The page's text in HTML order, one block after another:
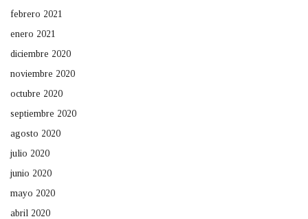
febrero 2021
enero 2021
diciembre 2020
noviembre 2020
octubre 2020
septiembre 2020
agosto 2020
julio 2020
junio 2020
mayo 2020
abril 2020